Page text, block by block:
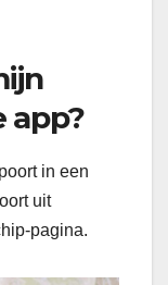
app?
in een
uit
pagina.